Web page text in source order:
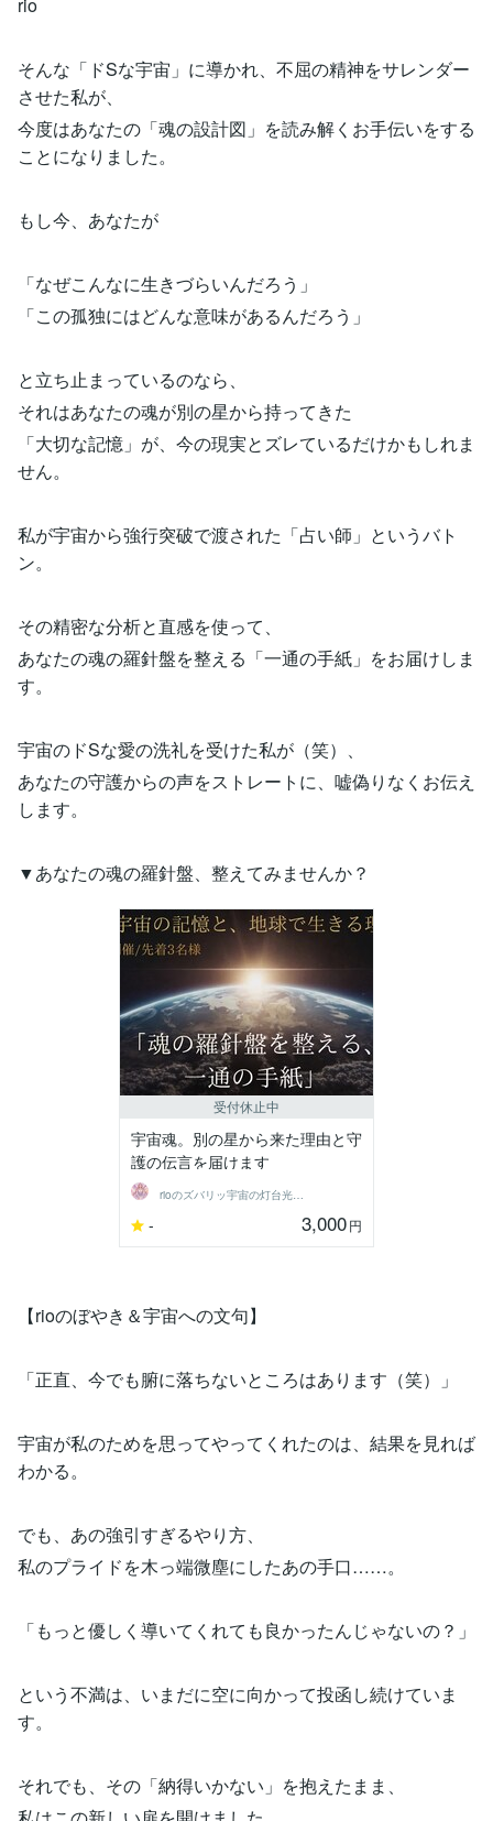
そんな「ドSな宇宙」に導かれ、不屈の精神をサレンダー
させた私が、
今度はあなたの「魂の設計図」を読み解くお手伝いをする
ことになりました。
もし今、あなたが
「なぜこんなに生きづらいんだろう」
「この孤独にはどんな意味があるんだろう」
と立ち止まっているのなら、
それはあなたの魂が別の星から持ってきた
「大切な記憶」が、今の現実とズレているだけかもしれま
せん。
私が宇宙から強行突破で渡された「占い師」というバト
ン。
その精密な分析と直感を使って、
あなたの魂の羅針盤を整える「一通の手紙」をお届けしま
す。
宇宙のドSな愛の洗礼を受けた私が（笑）、
あなたの守護からの声をストレートに、嘘偽りなくお伝え
します。
▼あなたの魂の羅針盤、整えてみませんか？
受付休止中
宇宙魂。別の星から来た理由と守
護の伝言を届けます
rioのズバリッ宇宙の灯台光の地図
- 3,000円
【rioのぼやき＆宇宙への文句】
「正直、今でも腑に落ちないところはあります（笑）」
宇宙が私のためを思ってやってくれたのは、結果を見れば
わかる。
でも、あの強引すぎるやり方、
私のプライドを木っ端微塵にしたあの手口……。
「もっと優しく導いてくれても良かったんじゃないの？」
という不満は、いまだに空に向かって投函し続けていま
す。
それでも、その「納得いかない」を抱えたまま、